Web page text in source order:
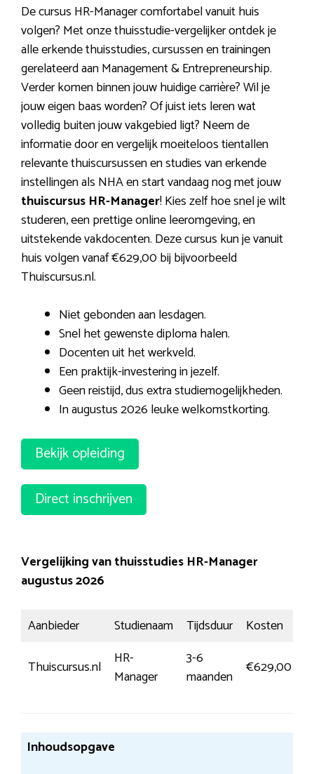
De cursus HR-Manager comfortabel vanuit huis
volgen? Met onze thuisstudie-vergelijker ontdek je
alle erkende thuisstudies, cursussen en trainingen
gerelateerd aan Management & Entrepreneurship.
Verder komen binnen jouw huidige carrière? Wil je
jouw eigen baas worden? Of juist iets leren wat
volledig buiten jouw vakgebied ligt? Neem de
informatie door en vergelijk moeiteloos tientallen
relevante thuiscursussen en studies van erkende
instellingen als NHA en start vandaag nog met jouw
thuiscursus HR-Manager! Kies zelf hoe snel je wilt
studeren, een prettige online leeromgeving, en
uitstekende vakdocenten. Deze cursus kun je vanuit
huis volgen vanaf €629,00 bij bijvoorbeeld
Thuiscursus.nl.
Niet gebonden aan lesdagen.
Snel het gewenste diploma halen.
Docenten uit het werkveld.
Een praktijk-investering in jezelf.
Geen reistijd, dus extra studiemogelijkheden.
In augustus 2026 leuke welkomstkorting.
Bekijk opleiding
Direct inschrijven
Vergelijking van thuisstudies HR-Manager
augustus 2026
Aanbieder Studienaam Tijdsduur Kosten
Thuiscursus.nl
HR-
Manager
3-6
maanden
€629,00
Inhoudsopgave